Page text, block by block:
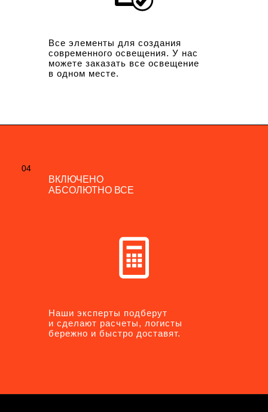
Все элементы для создания
современного освещения. У нас
можете заказать все освещение
в одном месте.
04
ВКЛЮЧЕНО
АБСОЛЮТНО ВСЕ
Наши эксперты подберут
и сделают расчеты, логисты
бережно и быстро доставят.
04
ВКЛЮЧЕНО
АБСОЛЮТНО ВСЕ
Наши эксперты подберут
и сделают расчеты, логисты
бережно и быстро доставят.